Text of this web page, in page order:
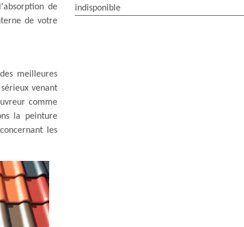
de
de votre
meilleures
venant
comme
la peinture
les
indisponible